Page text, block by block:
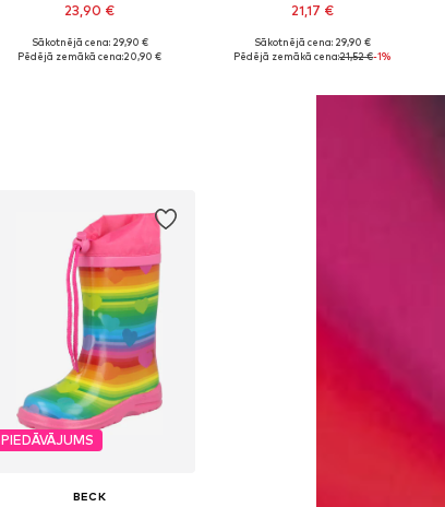
23,90 €
Pieejams daudzos izmēros
Sākotnējā cena: 29,90 €
Pēdējā zemākā cena:20,90 €
21,17 €
Pieejams daudzos izmēros
Sākotnējā cena: 29,90 €
Pēdējā zemākā cena:21,52 €-1%
PIEDĀVĀJUMS
BECK